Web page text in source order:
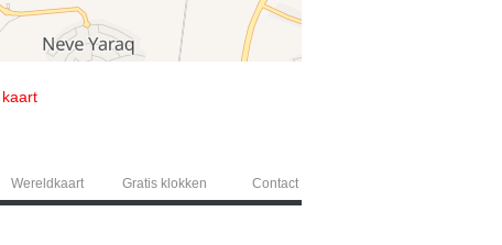
Wereldkaart Gratis klokken Contact